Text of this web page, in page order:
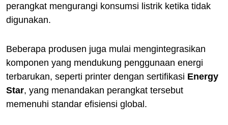
perangkat mengurangi konsumsi listrik ketika tidak
digunakan.
Beberapa produsen juga mulai mengintegrasikan
komponen yang mendukung penggunaan energi
terbarukan, seperti printer dengan sertifikasi Energy
Star, yang menandakan perangkat tersebut
memenuhi standar efisiensi global.